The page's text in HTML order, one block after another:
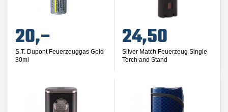
20,–
S.T. Dupont Feuerzeuggas Gold
30ml
24,50
Silver Match Feuerzeug Single
Torch and Stand